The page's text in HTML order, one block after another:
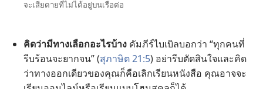
จะ​เสียดาย​ที่​ไม่​ได้​อยู่​บน​เรือ​ต่อ
คิด​ว่า​มี​ทาง​เลือก​อะไร​บ้าง คัมภีร์​ไบเบิล​บอก​ว่า “ทุก​คน​ที่​
รีบ​ร้อน​จะ​ยาก​จน” (สุภาษิต 21:5) อย่า​รีบ​ตัดสิน​ใจ​และ​คิด​
ว่า​ทาง​ออก​เดียว​ของ​คุณ​ก็​คือ​เลิก​เรียน​หนังสือ คุณ​อาจ​จะ​